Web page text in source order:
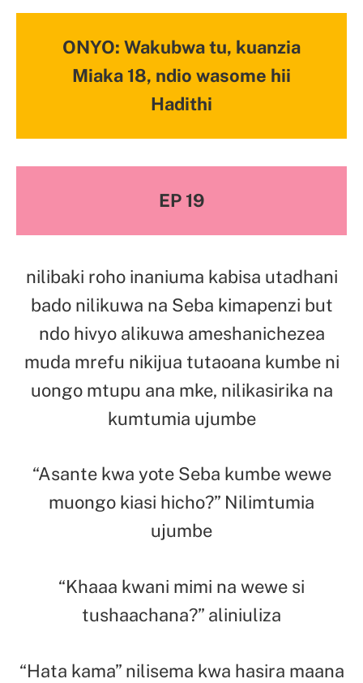
ONYO: Wakubwa tu, kuanzia
Miaka 18, ndio wasome hii
Hadithi
EP 19
nilibaki roho inaniuma kabisa utadhani
bado nilikuwa na Seba kimapenzi but
ndo hivyo alikuwa ameshanichezea
muda mrefu nikijua tutaoana kumbe ni
uongo mtupu ana mke, nilikasirika na
kumtumia ujumbe
“Asante kwa yote Seba kumbe wewe
muongo kiasi hicho?” Nilimtumia
ujumbe
“Khaaa kwani mimi na wewe si
tushaachana?” aliniuliza
“Hata kama” nilisema kwa hasira maana